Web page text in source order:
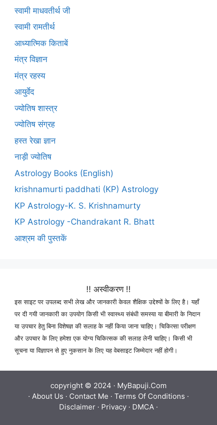
स्वामी माधवतीर्थ जी
स्वामी रामतीर्थ
आध्यात्मिक किताबें
मंत्र विज्ञान
मंत्र रहस्य
आयुर्वेद
ज्योतिष शास्त्र
ज्योतिष संग्रह
हस्त रेखा ज्ञान
नाड़ी ज्योतिष
Astrology Books (English)
krishnamurti paddhati (KP) Astrology
KP Astrology-K. S. Krishnamurty
KP Astrology -Chandrakant R. Bhatt
आश्रम की पुस्तकें
!! अस्वीकरण !!
इस साइट पर उपलब्द सभी लेख और जानकारी केवल शैक्षिक उद्देश्यों के लिए है। यहाँ
पर दी गयी जानकारी का उपयोग किसी भी स्वास्थ्य संबंधी समस्या या बीमारी के निदान
या उपचार हेतु बिना विशेषज्ञ की सलाह के नहीं किया जाना चाहिए। चिकित्सा परीक्षण
और उपचार के लिए हमेशा एक योग्य चिकित्सक की सलाह लेनी चाहिए। किसी भी
सूचना या विज्ञापन से हुए नुकसान के लिए यह वेबसाइट जिम्मेदार नहीं होगी।
copyright © 2024 · MyBapuji.Com
· About Us · Contact Me · Terms Of Conditions ·
Disclaimer · Privacy · DMCA ·